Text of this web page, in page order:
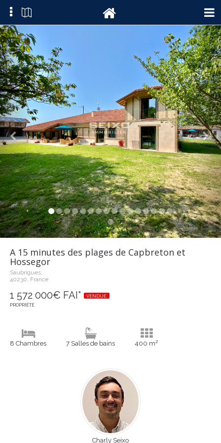
A 15 minutes des plages de Capbreton et
Hossegor
Saubrigues,
40230, France
1 572 000€ FAI*
VENDUE
PROPRIÉTÉ
8 Chambres 7 Salles de bains 400 m²
Charly Seixo